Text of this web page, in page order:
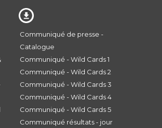
Communiqué de presse -
Catalogue
Communiqué - Wild Cards 1
Communiqué - Wild Cards 2
Communiqué - Wild Cards 3
Communiqué - Wild Cards 4
Communiqué - Wild Cards 5
Communiqué résultats - jour